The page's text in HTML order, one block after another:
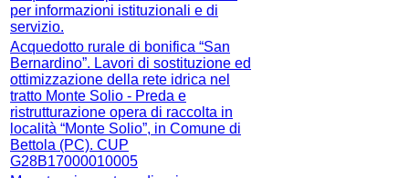
per informazioni istituzionali e di
servizio.
Acquedotto rurale di bonifica “San
Bernardino”. Lavori di sostituzione ed
ottimizzazione della rete idrica nel
tratto Monte Solio - Preda e
ristrutturazione opera di raccolta in
località “Monte Solio”, in Comune di
Bettola (PC). CUP
G28B17000010005